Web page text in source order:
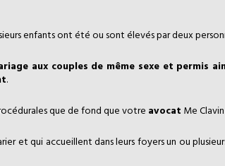
enfants ont été ou sont élevés par deux
aux couples de même sexe et permis
.
que de fond que votre avocat Me
et qui accueillent dans leurs foyers un ou